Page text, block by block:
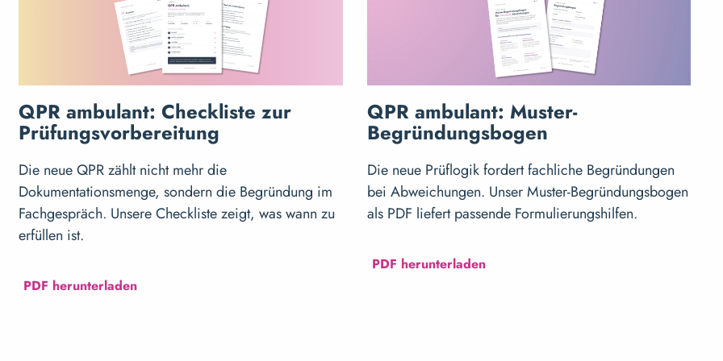
QPR ambulant: Checkliste zur
Prüfungsvorbereitung
Die neue QPR zählt nicht mehr die
Dokumentationsmenge, sondern die Begründung im
Fachgespräch. Unsere Checkliste zeigt, was wann zu
erfüllen ist.
PDF herunterladen
QPR ambulant: Muster-
Begründungsbogen
Die neue Prüflogik fordert fachliche Begründungen
bei Abweichungen. Unser Muster-Begründungsbogen
als PDF liefert passende Formulierungshilfen.
PDF herunterladen